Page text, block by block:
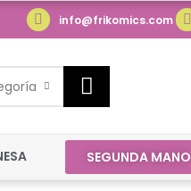
info@frikomics.com
SEGUNDA MANO